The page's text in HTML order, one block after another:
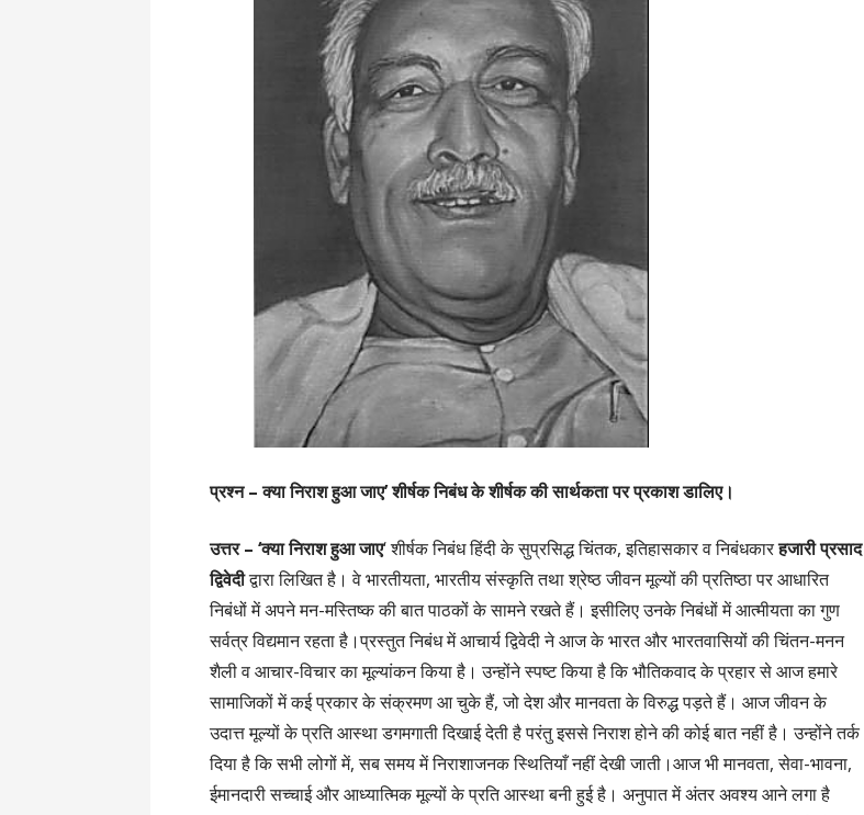
प्रश्न – क्या निराश हुआ जाए’ शीर्षक निबंध के शीर्षक की सार्थकता पर प्रकाश डालिए।
उत्तर – ‘क्या निराश हुआ जाए‘ शीर्षक निबंध हिंदी के सुप्रसिद्ध चिंतक, इतिहासकार व निबंधकारहजारी प्रसाद
द्विवेदीद्वारा लिखित है। वे भारतीयता, भारतीय संस्कृति तथा श्रेष्ठ जीवन मूल्यों की प्रतिष्ठा पर आधारित
निबंधों में अपने मन-मस्तिष्क की बात पाठकों के सामने रखते हैं। इसीलिए उनके निबंधों में आत्मीयता का गुण
सर्वत्र विद्यमान रहता है।प्रस्तुत निबंध में आचार्य द्विवेदी ने आज के भारत और भारतवासियों की चिंतन-मनन
शैली व आचार-विचार का मूल्यांकन किया है। उन्होंने स्पष्ट किया है कि भौतिकवाद के प्रहार से आज हमारे
सामाजिकों में कई प्रकार के संक्रमण आ चुके हैं, जो देश और मानवता के विरुद्ध पड़ते हैं। आज जीवन के
उदात्त मूल्यों के प्रति आस्था डगमगाती दिखाई देती है परंतु इससे निराश होने की कोई बात नहीं है। उन्होंने तर्क
दिया है कि सभी लोगों में, सब समय में निराशाजनक स्थितियाँ नहीं देखी जाती।आज भी मानवता, सेवा-भावना,
ईमानदारी सच्चाई और आध्यात्मिक मूल्यों के प्रति आस्था बनी हुई है। अनुपात में अंतर अवश्य आने लगा है